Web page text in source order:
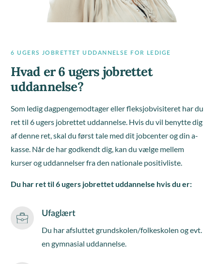
6 UGERS JOBRETTET UDDANNELSE FOR LEDIGE
Hvad er 6 ugers jobrettet
uddannelse?
Som ledig dagpengemodtager eller fleksjobvisiteret har du
ret til 6 ugers jobrettet uddannelse. Hvis du vil benytte dig
af denne ret, skal du først tale med dit jobcenter og din a-
kasse. Når de har godkendt dig, kan du vælge mellem
kurser og uddannelser fra den nationale positivliste.
Du har ret til 6 ugers jobrettet uddannelse hvis du er:
Ufaglært
Du har afsluttet grundskolen/folkeskolen og evt.
en gymnasial uddannelse.